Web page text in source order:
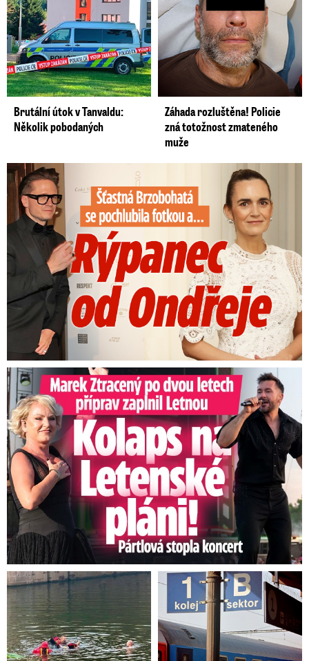
Brutální útok v Tanvaldu:
Několik pobodaných
Záhada rozluštěna! Policie
zná totožnost zmateného
muže
Šťastná Brzobohatá se pochlubila fotkou: Rýpanec od Ondřeje
Marek Ztracený na Letné: Pártlová stopla koncert